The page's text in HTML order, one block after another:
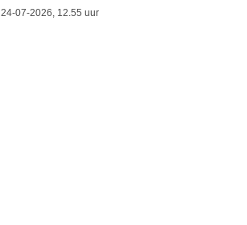
24-07-2026, 12.55 uur